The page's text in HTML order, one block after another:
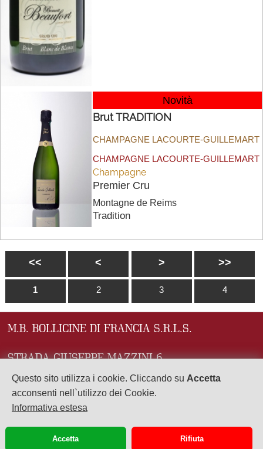
Questo sito utilizza i cookie. Cliccando su Accetta
acconsenti nell`utilizzo dei Cookie.
Informativa estesa
Accetta Rifiuta
Novità
Brut TRADITION
CHAMPAGNE LACOURTE-GUILLEMART
CHAMPAGNE LACOURTE-GUILLEMART
Champagne
Premier Cru
Montagne de Reims
Tradition
<< < > >>
1 2 3 4
M.B. BOLLICINE DI FRANCIA S.R.L.S.
STRADA GIUSEPPE MAZZINI 6
43121 PARMA (PR)
P.Iva: 02941690345
Numero REA: PR - 279107
mbchampagne01@gmail.com